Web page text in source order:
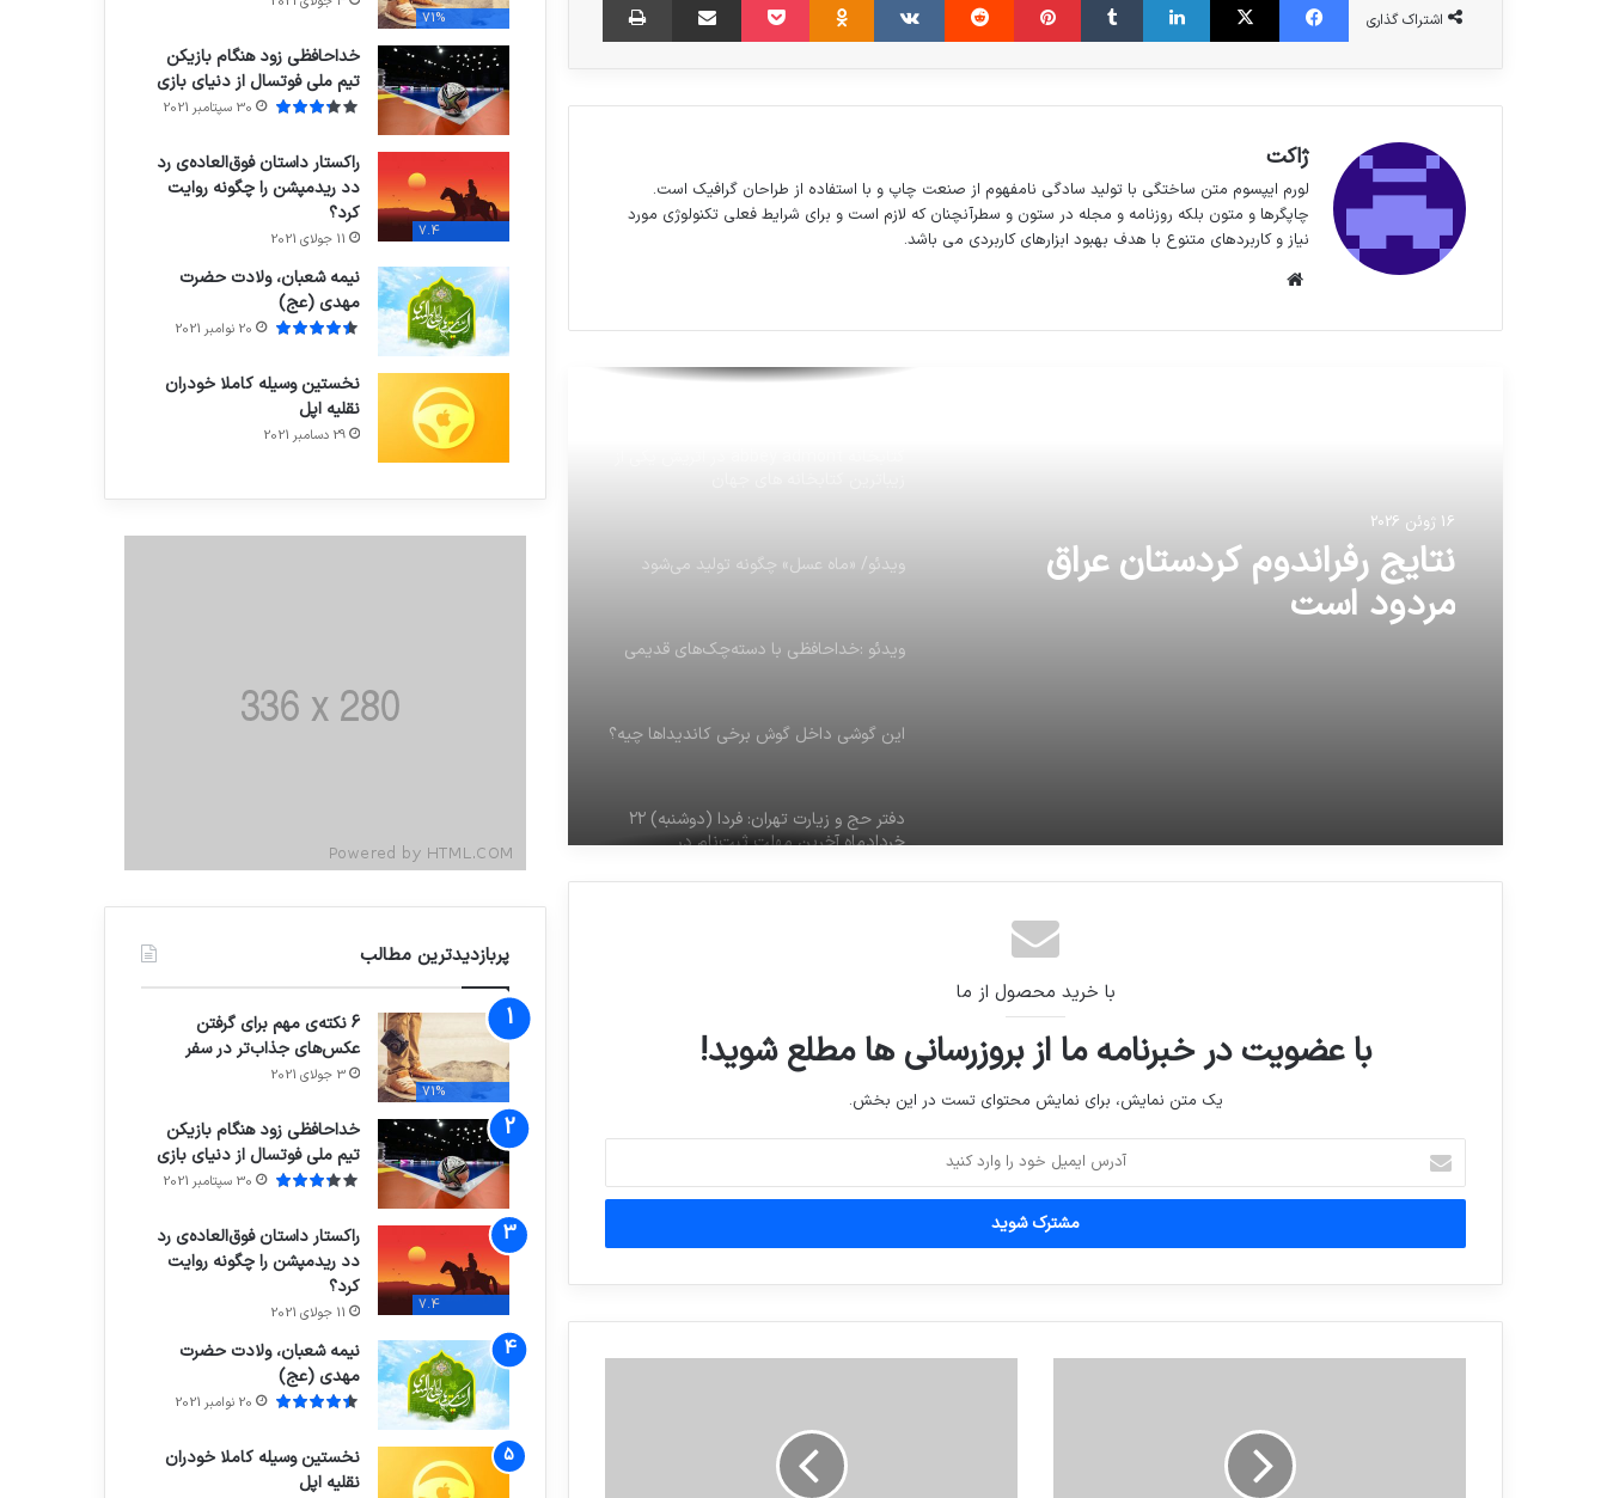
اشتراک گذاری
ژاکت
لورم ایپسوم متن ساختگی با تولید سادگی نامفهوم از صنعت چاپ و با استفاده از طراحان گرافیک است.
چاپگرها و متون بلکه روزنامه و مجله در ستون و سطرآنچنان که لازم است و برای شرایط فعلی تکنولوژی مورد
نیاز و کاربردهای متنوع با هدف بهبود ابزارهای کاربردی می باشد.
16 ژوئن 2026
نتایج رفراندوم کردستان عراق
مردود است
ویدئو/ «ماه عسل» چگونه تولید می‌شود
این گوشی داخل گوش برخی کاندیداها چیه؟
نتایج رفراندوم کردستان عراق مردود است
ویدئو/ «ماه عسل» چگونه تولید می‌شود
ویدئو :خداحافظی با دسته‌چک‌های قدیمی
این گوشی داخل گوش برخی کاندیداها چیه؟
دفتر حج و زیارت تهران: فردا (دوشنبه) ٢٢
خردادماه آخرین مهلت ثبت‌نام در
با خرید محصول از ما
با عضویت در خبرنامه ما از بروزرسانی ها مطلع شوید!
یک متن نمایش، برای نمایش محتوای تست در این بخش.
آدرس
ایمیل
خود
وارد
71%
خداحافظی زود هنگام بازیکن
تیم ملی فوتسال از دنیای بازی
30 سپتامبر 2021
7.4
راکستار داستان فوق‌العاده‌ی رد
دد ریدمپشن را چگونه روایت
کرد؟
11 جولای 2021
نیمه شعبان، ولادت حضرت
مهدی (عج)
20 نوامبر 2021
نخستین وسیله کاملا خودران
نقلیه اپل
29 دسامبر 2021
پربازدیدترین مطالب
71%
6 نکته‌ی مهم برای گرفتن
عکس‌های جذاب‌تر در سفر
3 جولای 2021
خداحافظی زود هنگام بازیکن
تیم ملی فوتسال از دنیای بازی
30 سپتامبر 2021
7.4
راکستار داستان فوق‌العاده‌ی رد
دد ریدمپشن را چگونه روایت
کرد؟
11 جولای 2021
نیمه شعبان، ولادت حضرت
مهدی (عج)
20 نوامبر 2021
نخستین وسیله کاملا خودران
نقلیه اپل